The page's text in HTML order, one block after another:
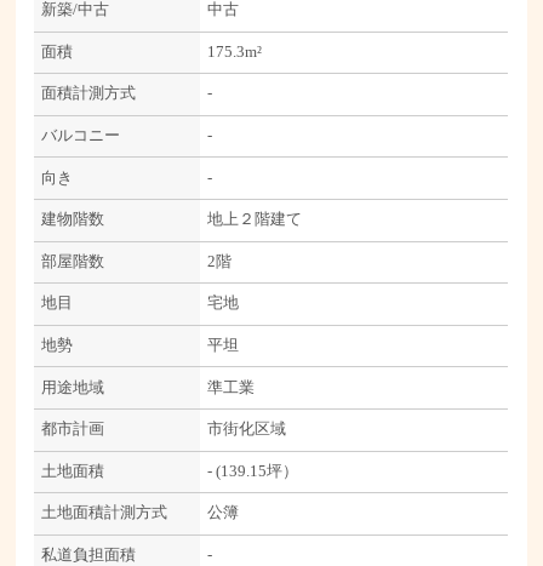
新築/中古 中古
面積 175.3m²
面積計測方式 -
バルコニー -
向き -
建物階数 地上２階建て
部屋階数 2階
地目 宅地
地勢 平坦
用途地域 準工業
都市計画 市街化区域
土地面積 - (139.15坪）
土地面積計測方式 公簿
私道負担面積 -